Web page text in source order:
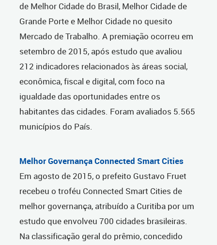
de Melhor Cidade do Brasil, Melhor Cidade de
Grande Porte e Melhor Cidade no quesito
Mercado de Trabalho. A premiação ocorreu em
setembro de 2015, após estudo que avaliou
212 indicadores relacionados às áreas social,
econômica, fiscal e digital, com foco na
igualdade das oportunidades entre os
habitantes das cidades. Foram avaliados 5.565
municípios do País.
Melhor Governança Connected Smart Cities
Em agosto de 2015, o prefeito Gustavo Fruet
recebeu o troféu Connected Smart Cities de
melhor governança, atribuído a Curitiba por um
estudo que envolveu 700 cidades brasileiras.
Na classificação geral do prêmio, concedido